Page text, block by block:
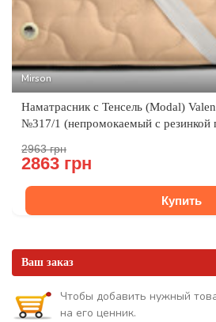
Mirson
Наматрасник с Тенсель (Modal)
№317/1 (непромокаемый с резинкой
2963 грн
2863 грн
Купить
Ваш заказ
Чтобы добавить нужный
на его ценник.